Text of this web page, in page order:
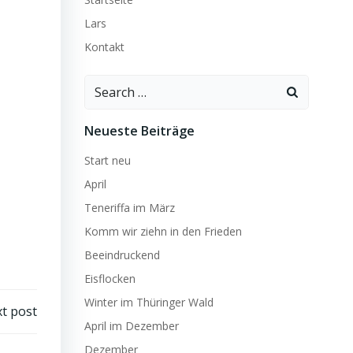
post
Lars
Kontakt
Search
Neueste Beiträge
Start neu
April
Teneriffa im März
Komm wir ziehn in den Frieden
Beeindruckend
Eisflocken
Winter im Thüringer Wald
April im Dezember
Dezember